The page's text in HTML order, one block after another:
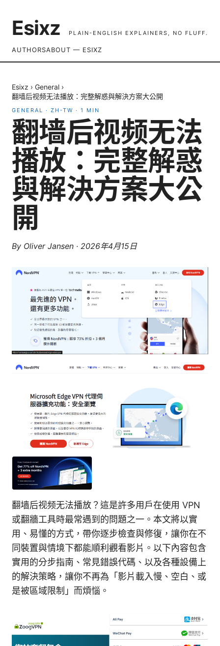
Esixz PLAIN-ENGLISH EXPLAINERS, NO FLUFF.
AUTHORSABOUT — ESIXZ
Esixz › General ›
翻墙后视频无法播放：完整解惑與解決方案大公開
GENERAL · ZH-TW · 1 MIN
翻墙后视频无法
播放：完整解惑
與解決方案大公
開
By Oliver Jansen · 2026年4月15日
翻墙后视频无法播放？這是許多用戶在使用 VPN
或翻牆工具時最常遇到的問題之一。本文將以實
用、易懂的方式，帶你逐步檢查與修復，讓你在不
同裝置與情境下都能順利觀看影片。以下內容包含
實用的分步指南、常見錯誤代碼、以及各種設備上
的解決策略，讓你不再為「影片載入慢、空白、或
是被區域限制」而煩惱。